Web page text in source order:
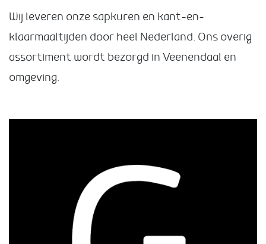
Wij leveren onze sapkuren en kant-en-
klaarmaaltijden door heel Nederland. Ons overig
assortiment wordt bezorgd in Veenendaal en
omgeving.